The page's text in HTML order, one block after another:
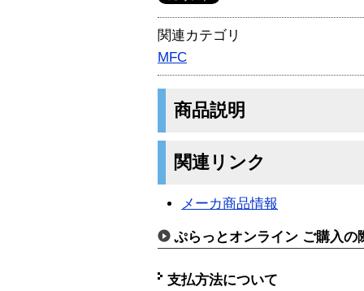
関連カテゴリ
MFC
商品説明
関連リンク
メーカ商品情報
ぷらっとオンライン ご購入の
支払方法について